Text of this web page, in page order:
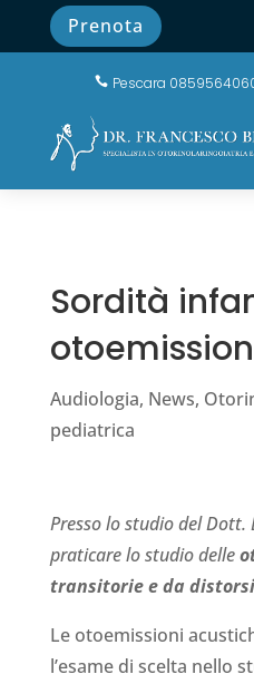
Prenota
 Pescara
Sordità
Audiologia, News,
pediatrica
Presso lo studio del Dott.
praticare lo studio delle
transitorie e da
Le otoemissioni
l’esame di scelta nello